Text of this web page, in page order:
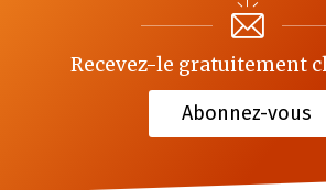
Recevez-le gratuitement
Abonnez-vous